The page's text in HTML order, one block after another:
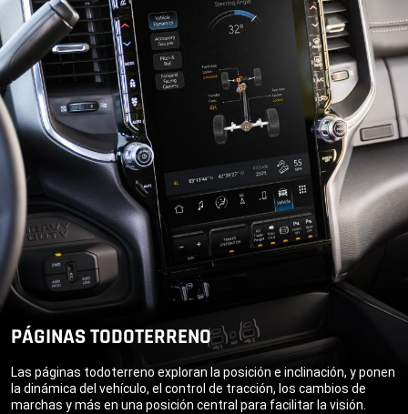
PÁGINAS TODOTERRENO
Las páginas todoterreno exploran la posición e inclinación, y ponen
la dinámica del vehículo, el control de tracción, los cambios de
marchas y más en una posición central para facilitar la visión.